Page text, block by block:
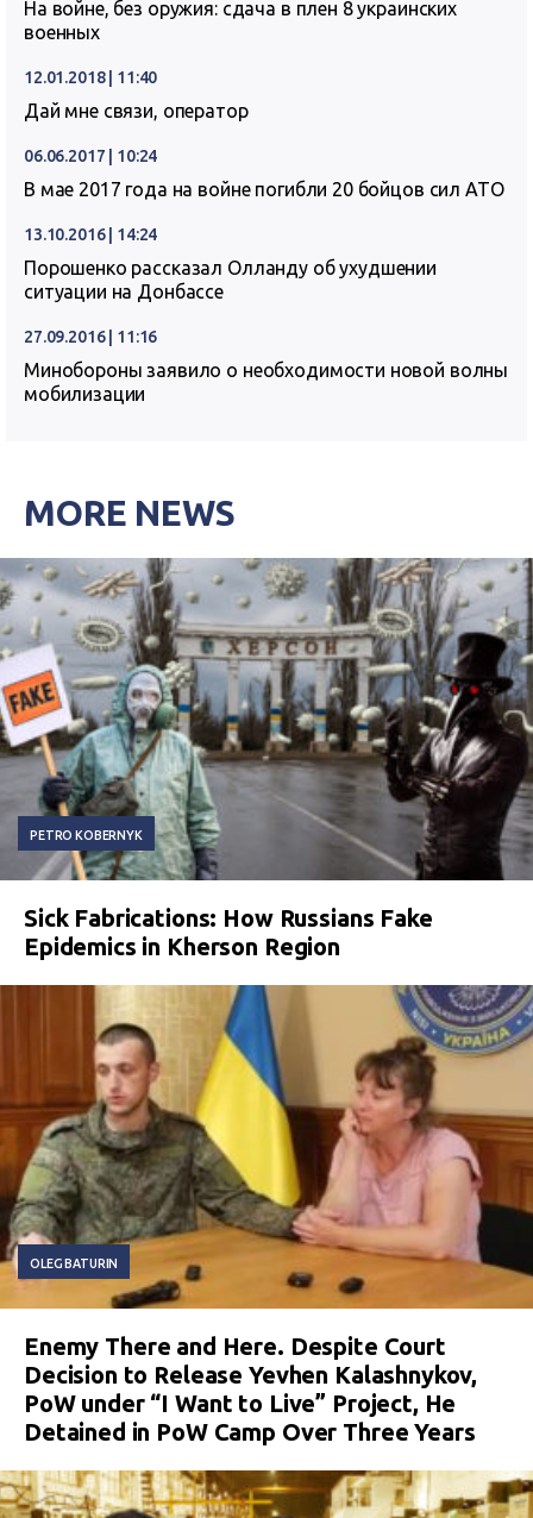
На войне, без оружия: сдача в плен 8 украинских
военных
12.01.2018 | 11:40
Дай мне связи, оператор
06.06.2017 | 10:24
В мае 2017 года на войне погибли 20 бойцов сил АТО
13.10.2016 | 14:24
Порошенко рассказал Олланду об ухудшении
ситуации на Донбассе
27.09.2016 | 11:16
Минобороны заявило о необходимости новой волны
мобилизации
MORE NEWS
PETRO KOBERNYK
Sick Fabrications: How Russians Fake
Epidemics in Kherson Region
OLEG BATURIN
Enemy There and Here. Despite Court
Decision to Release Yevhen Kalashnykov,
PoW under “I Want to Live” Project, He
Detained in PoW Camp Over Three Years